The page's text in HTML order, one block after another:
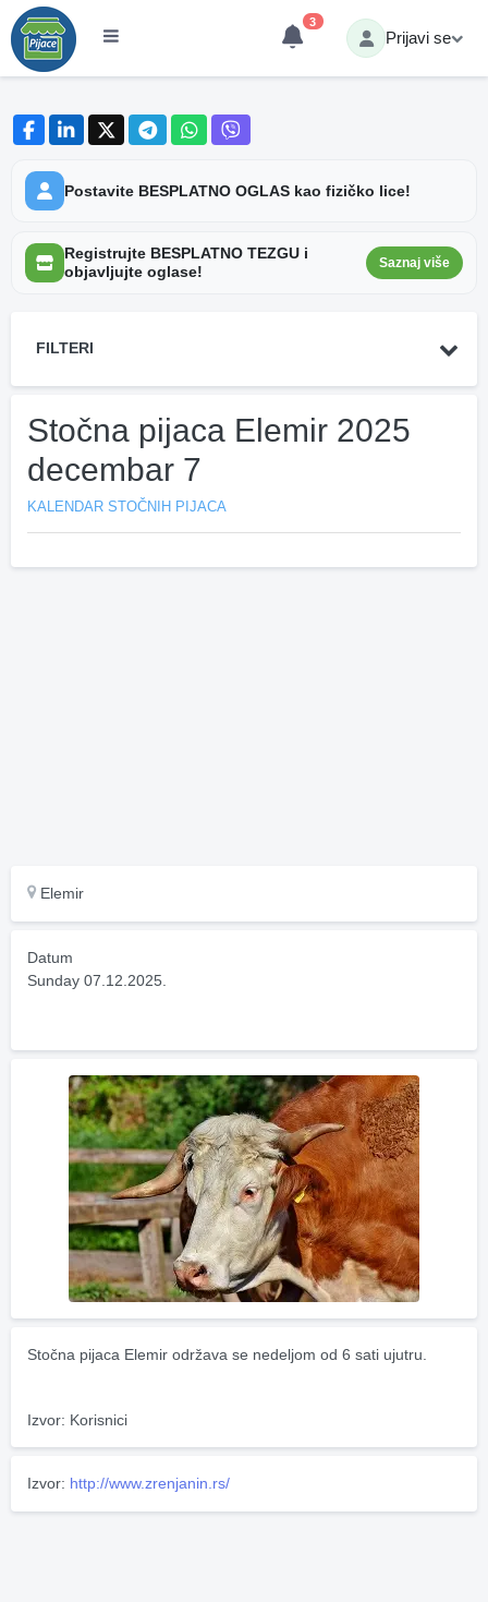
3
Prijavi se
Postavite BESPLATNO OGLAS kao fizičko lice!
Registrujte BESPLATNO TEZGU i
objavljujte oglase!
Saznaj više
FILTERI
Stočna pijaca Elemir 2025
decembar 7
KALENDAR STOČNIH PIJACA
Elemir
Datum
Sunday 07.12.2025.
Stočna pijaca Elemir održava se nedeljom od 6 sati ujutru.
Izvor: Korisnici
Izvor: http://www.zrenjanin.rs/